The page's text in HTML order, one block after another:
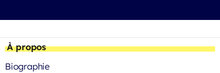
À propos
Biographie